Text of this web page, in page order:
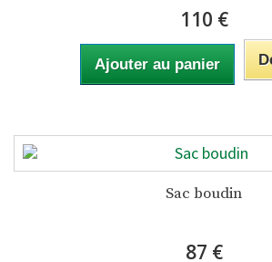
110 €
Ajouter au panier
Sac boudin
87 €